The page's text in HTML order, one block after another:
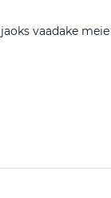
vaadake meie